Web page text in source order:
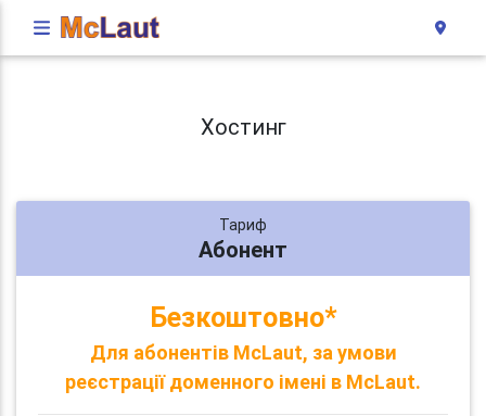
Хостинг
Тариф
Абонент
Безкоштовно*
Для абонентів McLaut, за умови
реєстрації доменного імені в McLaut.